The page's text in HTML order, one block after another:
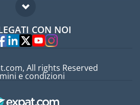
frequenti
EspertiCON NOI
All rights Reserved
e condizioni